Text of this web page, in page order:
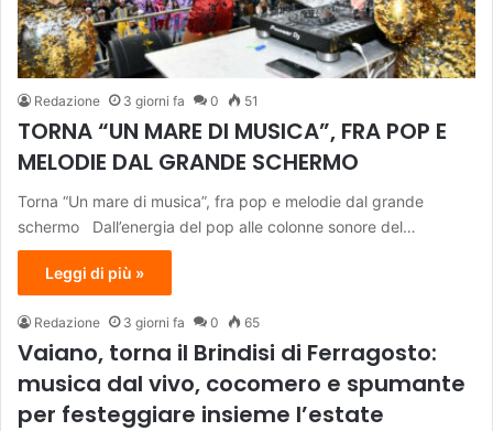
Redazione 3 giorni fa 0 51
TORNA “UN MARE DI MUSICA”, FRA POP E
MELODIE DAL GRANDE SCHERMO
Torna “Un mare di musica”, fra pop e melodie dal grande
schermo Dall’energia del pop alle colonne sonore del…
Leggi di più »
Redazione 3 giorni fa 0 65
Vaiano, torna il Brindisi di Ferragosto:
musica dal vivo, cocomero e spumante
per festeggiare insieme l’estate